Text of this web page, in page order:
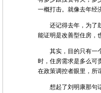
一概打击。就像去年经
还记得去年，为了鼓
能证明是改善型住房，
其实，目的只有一个
时，住房需求是多么可
在政策调控者眼里，所
想起了刘明康那句话